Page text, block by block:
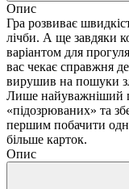
Опис
Гра розвиває
лічби. А ще завдяки
варіантом для
вас чекає справжня
вирушив на пошуки
Лише найуважніший
«підозрюваних» та
першим побачити
більше карток.
Опис